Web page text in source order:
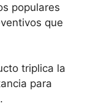
populares
que
triplica la
para